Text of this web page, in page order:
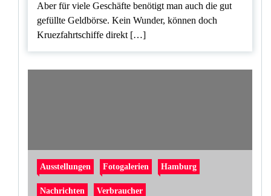
Aber für viele Geschäfte benötigt man auch die gut
gefüllte Geldbörse. Kein Wunder, können doch
Kruezfahrtschiffe direkt […]
Ausstellungen Fotogalerien Hamburg
Nachrichten Verbraucher